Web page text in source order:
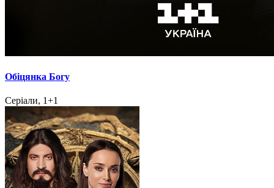
Обіцянка Богу
Серіали, 1+1